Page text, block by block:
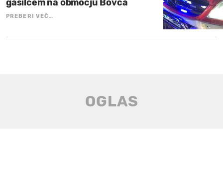
gasilcem na območju Bovca
PREBERI VEČ…